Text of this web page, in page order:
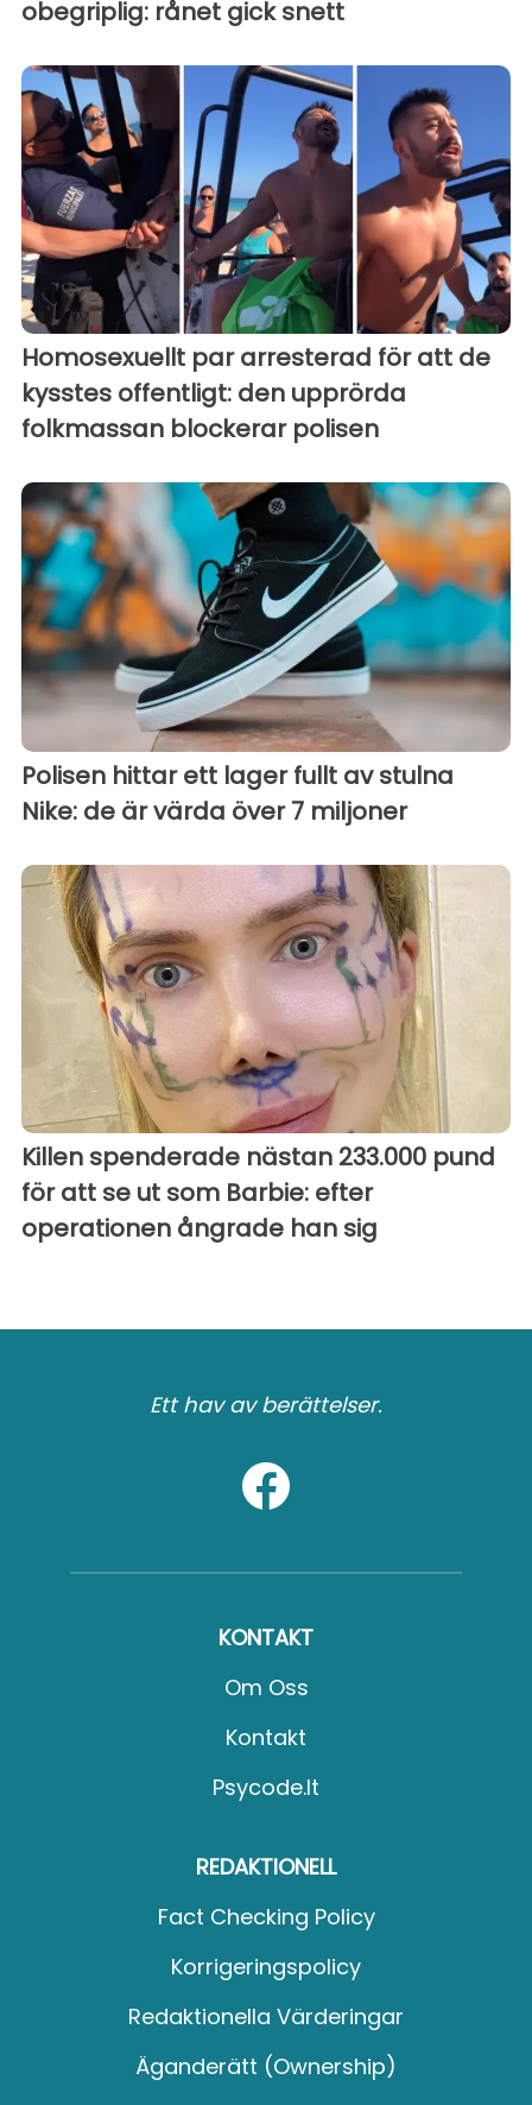
obegriplig: rånet gick snett
Homosexuellt par arresterad för att de
kysstes offentligt: den upprörda
folkmassan blockerar polisen
Polisen hittar ett lager fullt av stulna
Nike: de är värda över 7 miljoner
Killen spenderade nästan 233.000 pund
för att se ut som Barbie: efter
operationen ångrade han sig
Ett hav av berättelser.
KONTAKT
Om Oss
Kontakt
Psycode.it
REDAKTIONELL
Fact Checking Policy
Korrigeringspolicy
Redaktionella Värderingar
Äganderätt (Ownership)